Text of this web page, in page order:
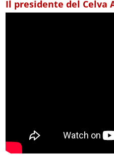
Il presidente del Celva